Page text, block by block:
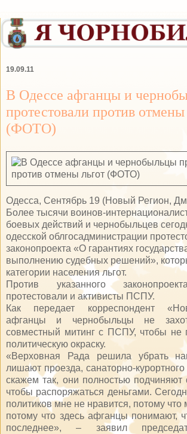
19.09.11
В Одессе афганцы и
протестовали против отмены
(ФОТО)
Одесса, Сентябрь 19 (Новый Регион,
Более тысячи воинов-
боевых действий и чернобыльцев
одесской облгосадминистрации
законопроекта «О гарантиях
выполнению судебных решений»,
категории населения льгот.
Против указанного
протестовали и активисты ПСПУ.
Как передает корреспондент
афганцы и чернобыльцы не
совместный митинг с ПСПУ, чтобы не
политическую окраску.
«Верховная Рада решила убрать
лишают проезда, санаторно-
скажем так, они полностью подчиняют
чтобы распоряжаться деньгами.
политиков мне не нравится, потому что
потому что здесь афганцы понимают,
последнее», – заявил